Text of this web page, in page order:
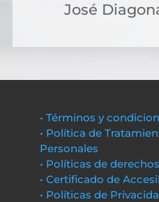
José
• Términos y
• Política de
Personales
• Políticas de
• Certificado de
• Políticas de